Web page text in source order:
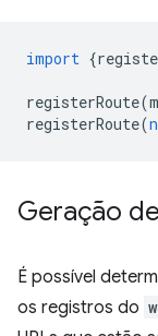
import {
registerRoute(
registerRoute(
Geração
É possível
os registros do